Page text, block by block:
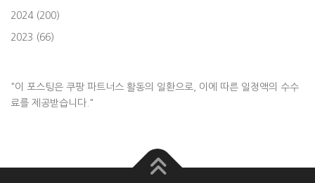
2024 (200)
2023 (66)
"이 포스팅은 쿠팡 파트너스 활동의 일환으로, 이에 따른 일정액의 수수
료를 제공받습니다."